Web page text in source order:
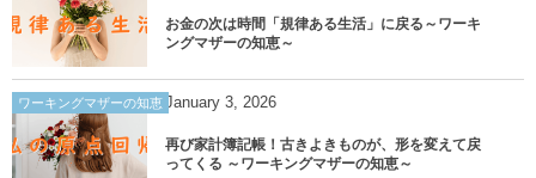
お金の次は時間「規律ある生活」に戻る～ワーキ
ングマザーの知恵～
ワーキングマザーの知恵 January 3, 2026
再び家計簿記帳！古きよきものが、形を変えて戻
ってくる ～ワーキングマザーの知恵～